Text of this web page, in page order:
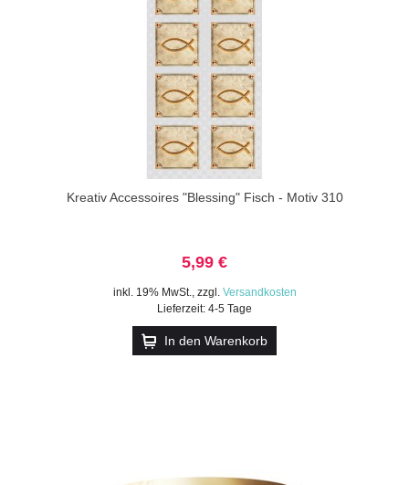
Kreativ Accessoires "Blessing" Fisch - Motiv 310
5,99 €
inkl. 19% MwSt., zzgl. Versandkosten
Lieferzeit: 4-5 Tage
In den Warenkorb